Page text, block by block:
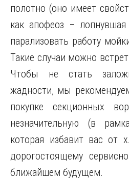
полотно (оно имеет
как апофеоз –
парализовать работу
Такие случаи можно
Чтобы не стать
жадности, мы
покупке секционных
незначительную (в
которая избавит вас от
дорогостоящему
ближайшем будущем.